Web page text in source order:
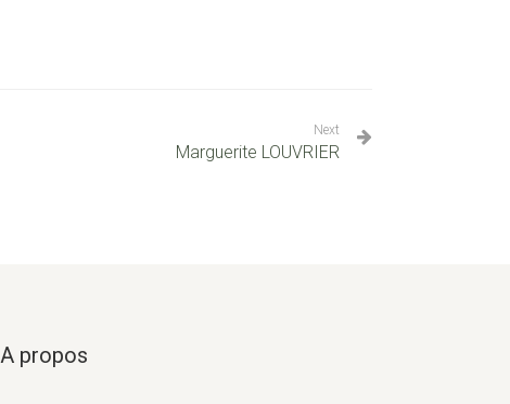
Next
Marguerite LOUVRIER
A propos